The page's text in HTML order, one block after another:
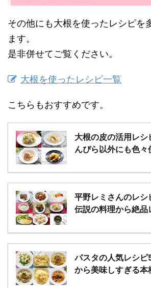
その他にも大根を使ったレシピを
ます。
是非併せてご覧ください。
大根を使ったレシピ一覧
こちらもおすすめです。
大根の皮の活用レ
んぴら以外にも色々
平野レミさんのレシ
伝説の料理から絶品
パスタの人気レシ
から美味しすぎる本